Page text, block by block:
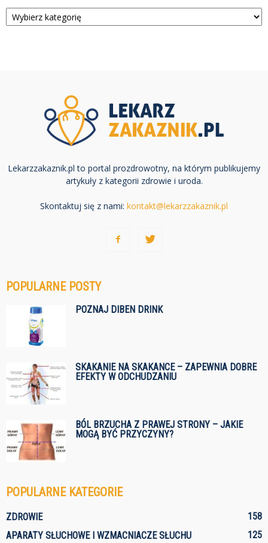
Kategorie
Lekarzzakaznik.pl to portal prozdrowotny, na którym publikujemy
artykuły z kategorii zdrowie i uroda.
Skontaktuj się z nami: kontakt@lekarzzakaznik.pl
POPULARNE POSTY
POZNAJ DIBEN DRINK
SKAKANIE NA SKAKANCE – ZAPEWNIA DOBRE
EFEKTY W ODCHUDZANIU
BÓL BRZUCHA Z PRAWEJ STRONY – JAKIE
MOGĄ BYĆ PRZYCZYNY?
POPULARNE KATEGORIE
ZDROWIE
158
APARATY SŁUCHOWE I WZMACNIACZE SŁUCHU
125